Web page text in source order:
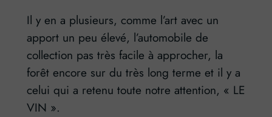
Il y en a plusieurs, comme l’art avec un
apport un peu élevé, l’automobile de
collection pas très facile à approcher, la
forêt encore sur du très long terme et il y a
celui qui a retenu toute notre attention, « LE
VIN ».